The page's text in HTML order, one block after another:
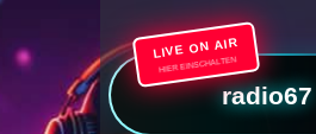
LIVE ON AIR
HIER EINSCHALTEN
radio67